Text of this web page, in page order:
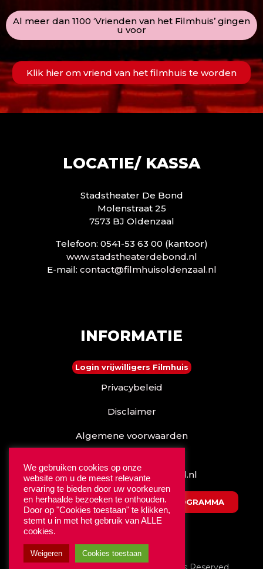
Al meer dan 1100 ‘Vrienden van het Filmhuis’ gingen
u voor
Klik hier om vriend van het filmhuis te worden
LOCATIE/ KASSA
Stadstheater De Bond
Molenstraat 25
7573 BJ Oldenzaal
Telefoon: 0541-53 63 00 (kantoor)
www.stadstheaterdebond.nl
E-mail: contact@filmhuisoldenzaal.nl
INFORMATIE
Login vrijwilligers Filmhuis
Privacybeleid
Disclaimer
Algemene voorwaarden
www.stadstheaterdebond.nl
DOWNLOAD HET NIEUWSTE PROGRAMMA
We gebruiken cookies op onze
website om u de meest relevante
ervaring te bieden door uw voorkeuren
en herhaalde bezoeken te onthouden.
Door op "Cookies toestaan" te klikken,
stemt u in met het gebruik van ALLE
cookies.
Weigeren Cookies toestaan